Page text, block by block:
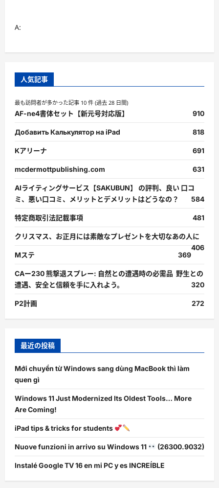
A:
人気記事
最も訪問者が多かった記事 10 件 (過去 28 日間)
AF-ne4書体セット【新元号対応版】 910
Добавить Калькулятор на iPad 818
Kアリーナ 691
mcdermottpublishing.com 631
AIライティングサービス【SAKUBUN】 の評判、良い 口コ
ミ、悪い口コミ、メリットとデメリットはどうなの？
584
特定商取引法記載事項 481
クリスマス、お正月には素敵なプレゼントを大切なあの人に
406
Mステ
369
CAー230 熊撃退スプレー: 自然との遭遇時の必需品 野生との
遭遇、安全と信頼を手に入れよう。
320
P2計画 272
最近の投稿
Mới chuyển từ Windows sang dùng MacBook thì làm
quen gì
Windows 11 Just Modernized Its Oldest Tools… More
Are Coming!
iPad tips & tricks for students
Nuove funzioni in arrivo su Windows 11 (26300.9032)
Instalé Google TV 16 en mi PC y es INCREÍBLE